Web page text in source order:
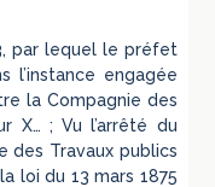
par lequel le préfet
l’instance engagée
la Compagnie des
X… ; Vu l’arrêté du
des Travaux publics
loi du 13 mars 1875